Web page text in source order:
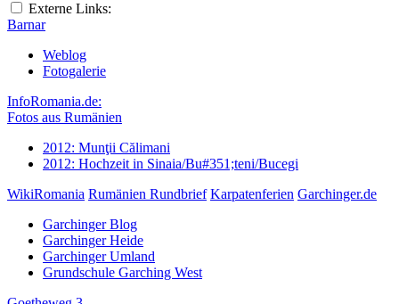
Externe Links:
Barnar
Weblog
Fotogalerie
InfoRomania.de:
Fotos aus Rumänien
2012: Munţii Călimani
2012: Hochzeit in Sinaia/Bu#351;teni/Bucegi
WikiRomania Rumänien Rundbrief Karpatenferien Garchinger.de
Garchinger Blog
Garchinger Heide
Garchinger Umland
Grundschule Garching West